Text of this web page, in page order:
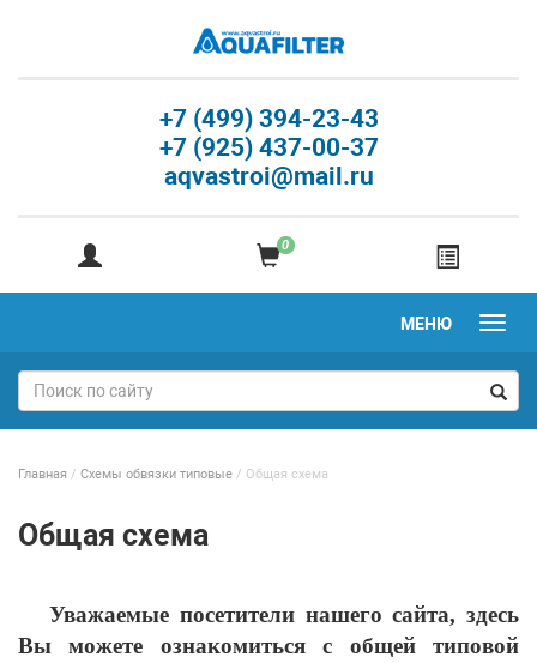
+7 (499) 394-23-43
+7 (925) 437-00-37
aqvastroi@mail.ru
0
МЕНЮ
Главная / Схемы обвязки типовые / Общая схема
Общая схема
Уважаемые посетители нашего сайта, здесь
Вы можете ознакомиться с общей типовой